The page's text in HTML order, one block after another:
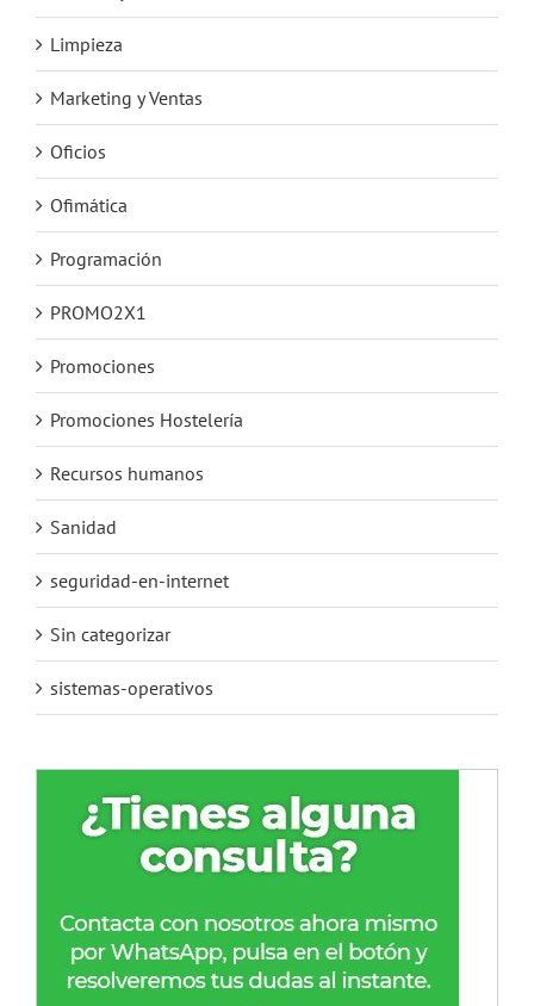
Limpieza
Marketing y Ventas
Oficios
Ofimática
Programación
PROMO2X1
Promociones
Promociones Hostelería
Recursos humanos
Sanidad
seguridad-en-internet
Sin categorizar
sistemas-operativos